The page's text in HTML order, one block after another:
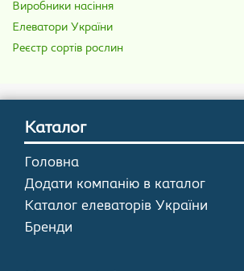
Виробники насіння
Елеватори України
Реєстр сортів рослин
Каталог
Головна
Додати компанію в каталог
Каталог елеваторів України
Бренди